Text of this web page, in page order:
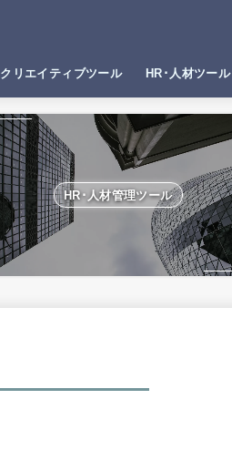
クリエイティブツール HR･人材ツール
HR･人材管理ツール